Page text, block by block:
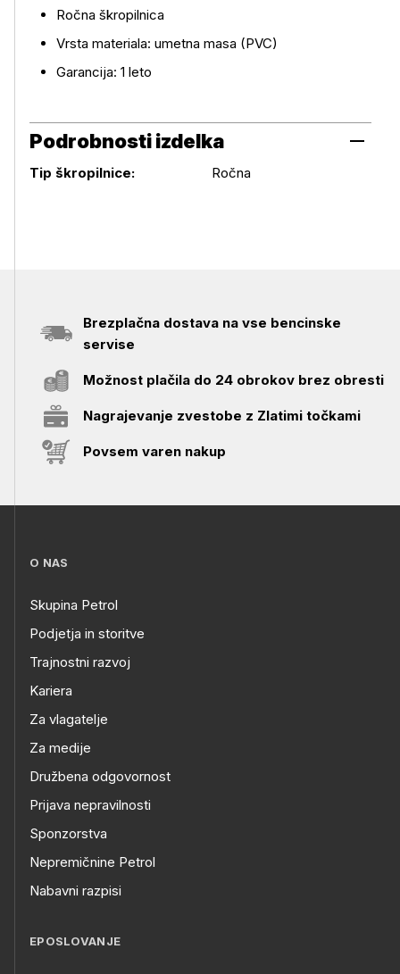
Ročna škropilnica
Vrsta materiala: umetna masa (PVC)
Garancija: 1 leto
Podrobnosti izdelka
Podrobnosti izdelka
Tip škropilnice: Ročna
Brezplačna dostava na vse bencinske
servise
Možnost plačila do 24 obrokov brez obresti
Nagrajevanje zvestobe z Zlatimi točkami
Povsem varen nakup
O NAS
Skupina Petrol
Podjetja in storitve
Trajnostni razvoj
Kariera
Za vlagatelje
Za medije
Družbena odgovornost
Prijava nepravilnosti
Sponzorstva
Nepremičnine Petrol
Nabavni razpisi
EPOSLOVANJE